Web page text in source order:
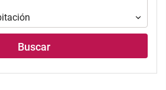
Buscar